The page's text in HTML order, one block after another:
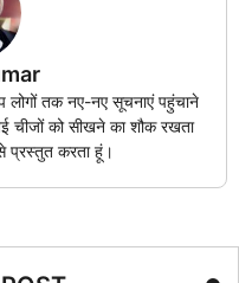
तक नए-नए सूचनाएं पहुंचाने
चीजों को सीखने का शौक रखता
प्रस्तुत करता हूं।